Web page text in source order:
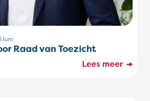
Juni
Raad van Toezicht
Lees meer